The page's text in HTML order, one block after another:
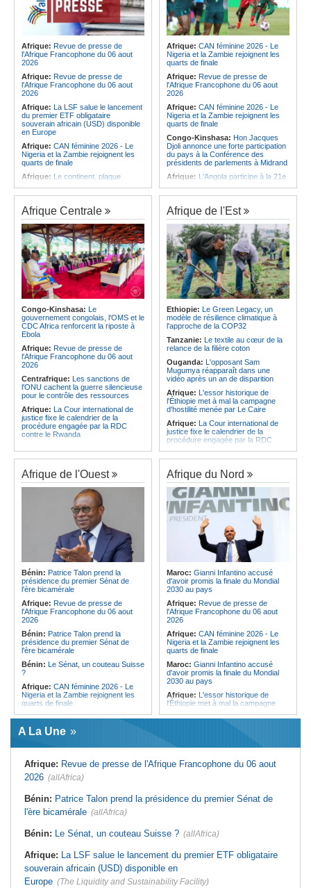
Afrique: Revue de presse de
l'Afrique Francophone du 06 aout
2026
Afrique: Revue de presse de
l'Afrique Francophone du 06 aout
2026
Afrique: La LSF salue le lancement
du premier ETF obligataire
souverain africain (USD) disponible
en Europe
Afrique: CAN féminine 2026 - Le
Nigeria et la Zambie rejoignent les
quarts de finale
Afrique: Le continent, plaque
Afrique:Pourquoi l'avenir du textile
africain est bien plus prometteur que
ne le laissent penser les chiffres
Afrique:L'essor historique de
l'Éthiopie met à mal la campagne
d'hostilité menée par Le Caire
Afrique:La Cour international de
justice fixe le calendrier de la
procédure engagée par la RDC
contre le Rwanda
Afrique:Ligue des Champions de la
CAF - L'Espérance exemptée au
premier tour, le Club Africain hérite
du Djoliba AC
Afrique: Un consortium européen
développe un modèle de production
novateur pour les ingrédients
opportunité pour le pays
Afrique: CAN féminine 2026 - Le
Nigeria et la Zambie rejoignent les
quarts de finale
Afrique: Revue de presse de
l'Afrique Francophone du 06 aout
2026
Afrique: CAN féminine 2026 - Le
Nigeria et la Zambie rejoignent les
quarts de finale
Congo-Kinshasa: Hon Jacques
Djoli annonce une forte participation
du pays à la Conférence des
présidents de parlements à Midrand
Afrique: L'Angola participe à la 21e
Afrique:CAN féminine - La Côte
d'Ivoire affrontera l'Algérie et le
Maroc fera face à l'Afrique du Sud
en quarts
Afrique: Revue de presse de
l'Afrique francophone du 05 août
2026
Afrique:L'Angola et l'UA préparent
le sommet sur la prévention et la
résolution des conflits
Angola:Le paiement échelonné
des services touristiques démarre
ce jeudi
Angola:Jiu-jitsu - Le pays
décroche une troisième médaille à
Afrique Centrale
Congo-Kinshasa: Le
gouvernement congolais, l'OMS et le
CDC Africa renforcent la riposte à
Ebola
Afrique: Revue de presse de
l'Afrique Francophone du 06 aout
2026
Centrafrique: Les sanctions de
l'ONU cachent la guerre silencieuse
pour le contrôle des ressources
Afrique: La Cour international de
justice fixe le calendrier de la
procédure engagée par la RDC
contre le Rwanda
Congo-Kinshasa:Plan stratégique
triennal 2026-2028 - L'IGF place la
digitalisation au coeur des réformes
Congo-Kinshasa:RDC - Félix
Tshisekedi place le CEFOCK au
coeur de bataille de l'appropriation
du Génocost !
Congo-Kinshasa: Matadi - Le
Kongo Central lance la campagne
de sensibilisation au deuxième
Recensement général de la
population et de l'habitat
Congo-Kinshasa: Le VPM Shabani
remet aux organisations politiques la
directive ministérielle de l'année
politique 2026
Congo-Kinshasa:Gratien de
Saint-Nicolas Iracan - « Je ne
soutiendrai jamais un dialogue
destiné au partage du pouvoir ou à
la légitimation des groupes armés »
Afrique de l'Est
Ethiopie: Le Green Legacy, un
modèle de résilience climatique à
l'approche de la COP32
Tanzanie: Le textile au cœur de la
relance de la filière coton
Ouganda: L'opposant Sam
Mugumya réapparaît dans une
vidéo après un an de disparition
Afrique: L'essor historique de
l'Éthiopie met à mal la campagne
d'hostilité menée par Le Caire
Afrique: La Cour international de
justice fixe le calendrier de la
procédure engagée par la RDC
Ethiopie:Addis-Abeba - L'église
d'Afrique lance officiellement son
'cheminement' vers la grande
Assemblée de 2028
Afrique de l'Est: Le pari du régime
érythréen - Pousser le Tigray vers
une zone tampon dans le cadre
d'une nouvelle guerre par
procuration
Ethiopie:Le Premier ministre Abiy
inaugure le nouveau terminal de
l'aéroport international de Bahir Dar
Afrique:La Croix-Rouge
éthiopienne appelle à une
mobilisation accrue des ressources
locales en Afrique
Afrique de l'Est:
les moyens, entraver la coopération
équitable par tous les moyens
Afrique de l'Ouest
Bénin: Patrice Talon prend la
présidence du premier Sénat de
l'ère bicamérale
Afrique: Revue de presse de
l'Afrique Francophone du 06 aout
2026
Bénin: Patrice Talon prend la
présidence du premier Sénat de
l'ère bicamérale
Bénin: Le Sénat, un couteau Suisse
?
Afrique: CAN féminine 2026 - Le
Nigeria et la Zambie rejoignent les
quarts de finale
Afrique:Le continent, plaque
tournante des faux ordres de
virement
Mali:Achat d'un avion présidentiel -
condamnation de l'ex-ministre de
l'Économie
France la restitution du crâne de
Bokar Biro et de trois de ses
proches
premier président
l'environnement - La Roots Wild
Foundation distinguée au Grand Prix
Nelson Mandela
Afrique du Nord
Maroc: Gianni Infantino accusé
d'avoir promis la finale du Mondial
2030 au pays
Afrique: Revue de presse de
l'Afrique Francophone du 06 aout
2026
Afrique: CAN féminine 2026 - Le
Nigeria et la Zambie rejoignent les
quarts de finale
Maroc: Gianni Infantino accusé
d'avoir promis la finale du Mondial
2030 au pays
Afrique: L'essor historique de
l'Éthiopie met à mal la campagne
blessés dans un grave accident de
calcinée à Moknine après le
rétablissement du courant
premier tour, le Club Africain hérite
Tunisie:Crise sanitaire au pays -
incontrôlable d'Ebola
A La Une
Afrique: Revue de presse de l'Afrique Francophone du 06 aout
2026 (allAfrica)
Bénin: Patrice Talon prend la présidence du premier Sénat de
l'ère bicamérale (allAfrica)
Bénin: Le Sénat, un couteau Suisse ? (allAfrica)
Afrique: La LSF salue le lancement du premier ETF obligataire
souverain africain (USD) disponible en
Europe (The Liquidity and Sustainability Facility)